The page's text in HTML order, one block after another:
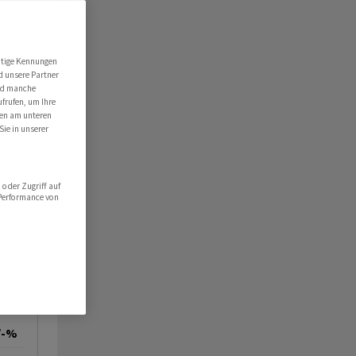
%
Kennungen
unsere Partner
manche
um Ihre
am unteren
in unserer
oder Zugriff auf
von